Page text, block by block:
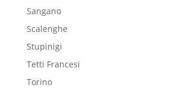
Sangano
Scalenghe
Stupinigi
Tetti Francesi
Torino